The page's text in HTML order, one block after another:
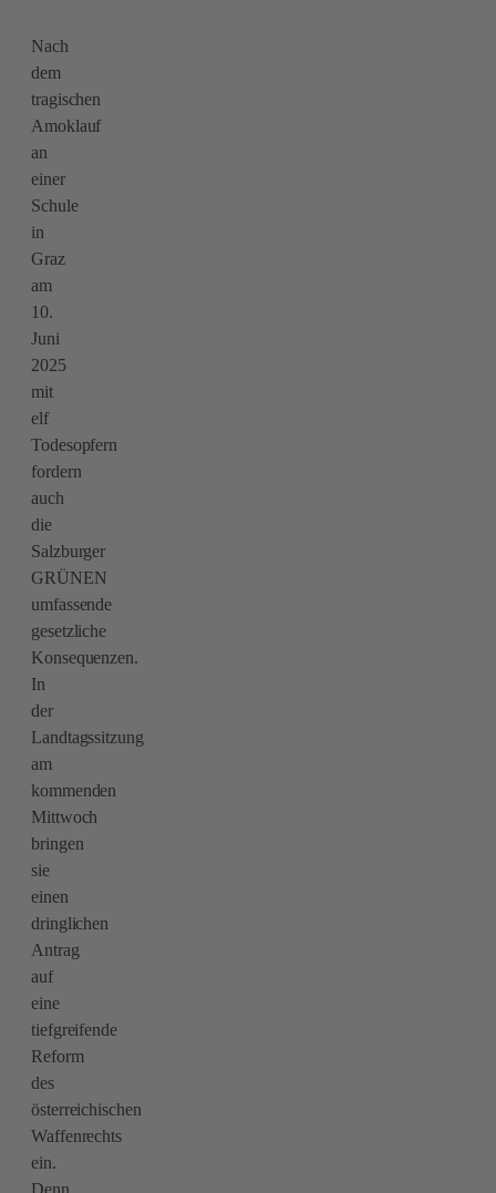
Nach
dem
tragischen
Amoklauf
an
einer
Schule
in
Graz
am
10.
Juni
2025
mit
elf
Todesopfern
fordern
auch
die
Salzburger
GRÜNEN
umfassende
gesetzliche
Konsequenzen.
In
der
Landtagssitzung
am
kommenden
Mittwoch
bringen
sie
einen
dringlichen
Antrag
auf
eine
tiefgreifende
Reform
des
österreichischen
Waffenrechts
ein.